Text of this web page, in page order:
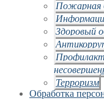
Пожарная
Здоровый
Терроризм
Обработка